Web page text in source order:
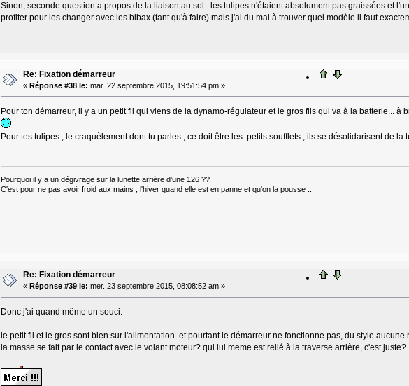
Sinon, seconde question a propos de la liaison au sol : les tulipes n'étaient absolument pas graissées et
profiter pour les changer avec les bibax (tant qu'à faire) mais j'ai du mal à trouver quel modèle il faut
Re: Fixation démarreur
« Réponse #38 le: mar. 22 septembre 2015, 19:51:54 pm »
Pour ton démarreur, il y a un petit fil qui viens de la dynamo-régulateur et le gros fils qui va à la batterie... à
Pour tes tulipes , le craquèlement dont tu parles , ce doit être les petits soufflets , ils se désolidarisent de la
Pourquoi il y a un dégivrage sur la lunette arrière d'une 126 ??
C'est pour ne pas avoir froid aux mains , l'hiver quand elle est en panne et qu'on la pousse ...
Re: Fixation démarreur
« Réponse #39 le: mer. 23 septembre 2015, 08:08:52 am »
Donc j'ai quand même un souci:
le petit fil et le gros sont bien sur l'alimentation. et pourtant le démarreur ne fonctionne pas, du style aucune
la masse se fait par le contact avec le volant moteur? qui lui meme est relié à la traverse arrière, c'est juste?